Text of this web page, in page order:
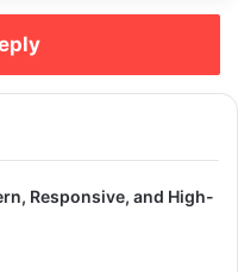
Responsive, and High-